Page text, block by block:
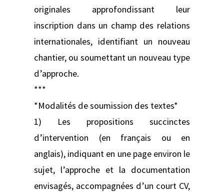
originales approfondissant leur
inscription dans un champ des relations
internationales, identifiant un nouveau
chantier, ou soumettant un nouveau type
d’approche.
***
*Modalités de soumission des textes*
1) Les propositions succinctes
d’intervention (en français ou en
anglais), indiquant en une page environ le
sujet, l’approche et la documentation
envisagés, accompagnées d’un court CV,